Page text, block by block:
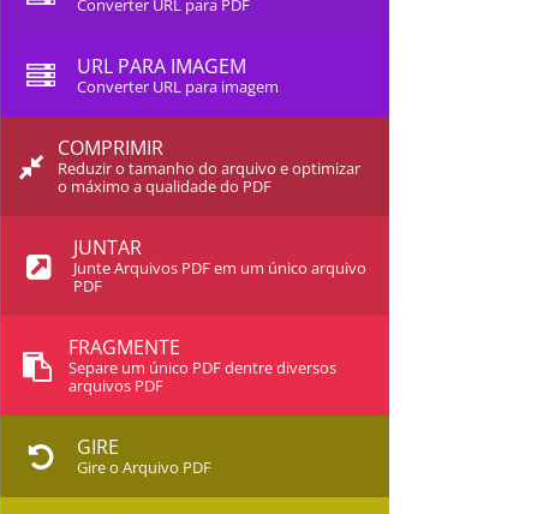
Converter URL para PDF
URL PARA IMAGEM
Converter URL para imagem
COMPRIMIR
Reduzir o tamanho do arquivo e optimizar
o máximo a qualidade do PDF
JUNTAR
Junte Arquivos PDF em um único arquivo
PDF
FRAGMENTE
Separe um único PDF dentre diversos
arquivos PDF
GIRE
Gire o Arquivo PDF